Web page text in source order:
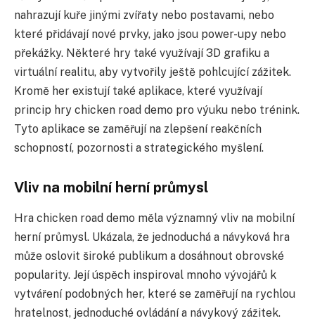
nahrazují kuře jinými zvířaty nebo postavami, nebo
které přidávají nové prvky, jako jsou power-upy nebo
překážky. Některé hry také využívají 3D grafiku a
virtuální realitu, aby vytvořily ještě pohlcující zážitek.
Kromě her existují také aplikace, které využívají
princip hry chicken road demo pro výuku nebo trénink.
Tyto aplikace se zaměřují na zlepšení reakčních
schopností, pozornosti a strategického myšlení.
Vliv na mobilní herní průmysl
Hra chicken road demo měla významný vliv na mobilní
herní průmysl. Ukázala, že jednoduchá a návyková hra
může oslovit široké publikum a dosáhnout obrovské
popularity. Její úspěch inspiroval mnoho vývojářů k
vytváření podobných her, které se zaměřují na rychlou
hratelnost, jednoduché ovládání a návykový zážitek.